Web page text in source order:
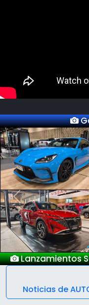
Salón
Previous
Noticias de